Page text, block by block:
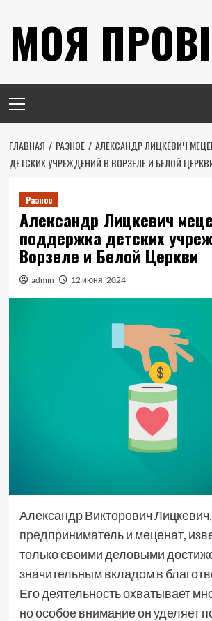
содержимому
МОЯ
меню
ГЛАВНАЯ РАЗНОЕ
АЛЕКСАНДР ЛИЦКЕВИЧ
ДЕТСКИХ УЧРЕЖДЕНИЙ В ВОРЗЕЛЕ И БЕЛОЙ
Разное
Александр Лицкевич
поддержка детских
Ворзеле и Белой Церкви
admin 12 июня, 2024
Александр Викторович
предприниматель и меценат,
только своими деловыми
значительным вкладом в
Его деятельность охватывает
но особое внимание он уделяет